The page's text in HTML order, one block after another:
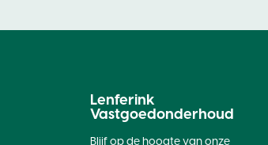
Lenferink
Vastgoedonderhoud
Blijf op de hoogte van onze